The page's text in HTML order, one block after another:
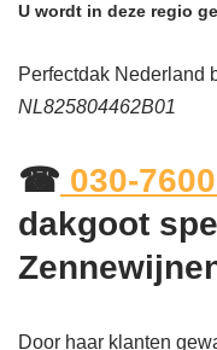
U wordt in deze regio
Perfectdak Nederland
NL825804462B01
☎ 030-
dakgoot
Door haar klanten